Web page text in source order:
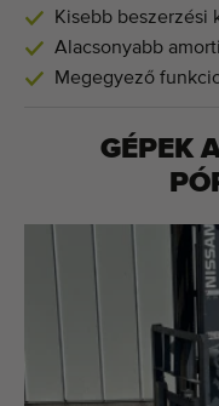
Kisebb beszerzési
Alacsonyabb
Megegyező
GÉPEK